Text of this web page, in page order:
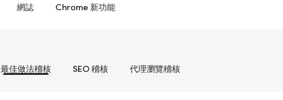
網誌 Chrome 新功能
最佳做法稽核 SEO 稽核 代理瀏覽稽核